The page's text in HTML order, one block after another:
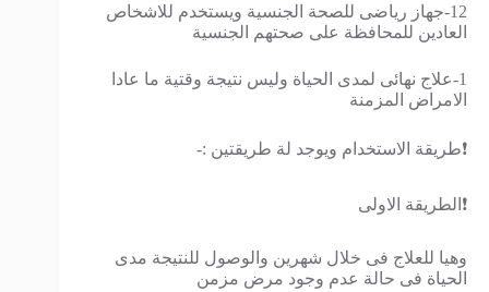
12-جهاز رياضى للصحة الجنسية ويستخدم للاشخاص
العادين للمحافظة على صحتهم الجنسية
1-علاج نهائى لمدى الحياة وليس نتيجة وقتية ما عادا
الامراض المزمنة
❗طريقة الاستخدام ويوجد لة طريقتين :-
❗الطريقة الاولى
وهيا للعلاج فى خلال شهرين والوصول للنتيجة مدى
الحياة فى حالة عدم وجود مرض مزمن